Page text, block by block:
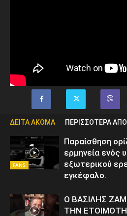
ΔΕΙΤΑ ΑΚΟΜΑ ΠΕΡΙΣΣΟΤΕΡΑ
FANS
Παραίσθηση
ερμηνεία ενός
εξωτερικού
εγκέφαλο.
Ο ΒΑΣΙΛΗΣ
ΤΗΝ